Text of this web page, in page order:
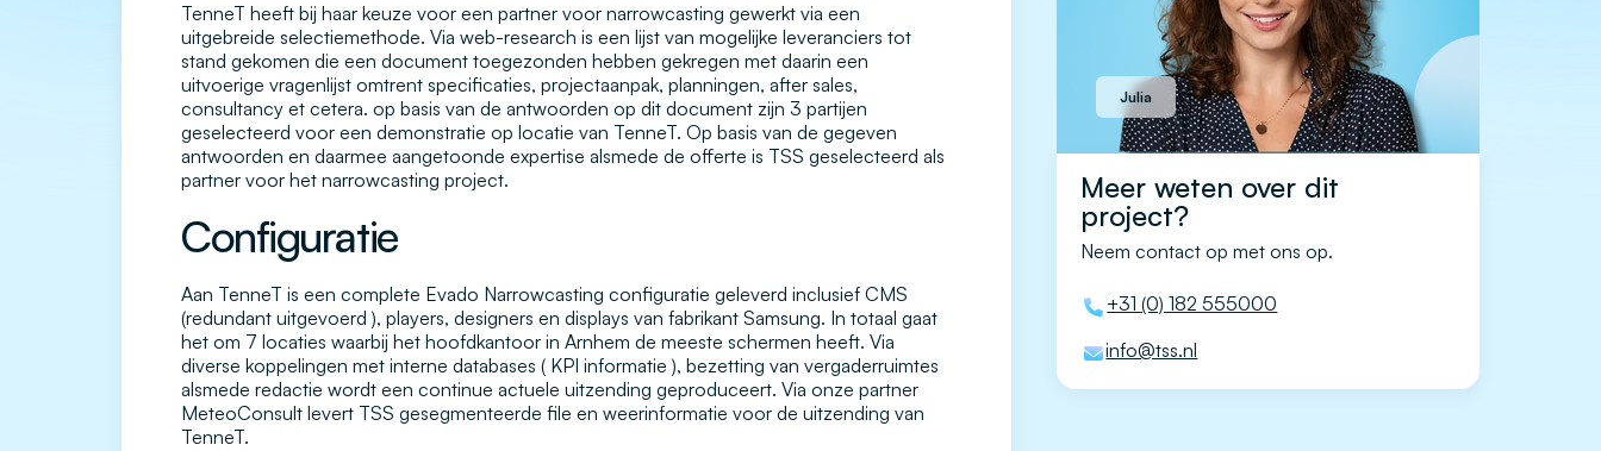
TenneT heeft bij haar keuze voor een partner voor narrowcasting gewerkt via een
uitgebreide selectiemethode. Via web-research is een lijst van mogelijke leveranciers tot
stand gekomen die een document toegezonden hebben gekregen met daarin een
uitvoerige vragenlijst omtrent specificaties, projectaanpak, planningen, after sales,
consultancy et cetera. op basis van de antwoorden op dit document zijn 3 partijen
geselecteerd voor een demonstratie op locatie van TenneT. Op basis van de gegeven
antwoorden en daarmee aangetoonde expertise alsmede de offerte is TSS geselecteerd als
partner voor het narrowcasting project.
Configuratie
Aan TenneT is een complete Evado Narrowcasting configuratie geleverd inclusief CMS
(redundant uitgevoerd ), players, designers en displays van fabrikant Samsung. In totaal gaat
het om 7 locaties waarbij het hoofdkantoor in Arnhem de meeste schermen heeft. Via
diverse koppelingen met interne databases ( KPI informatie ), bezetting van vergaderruimtes
alsmede redactie wordt een continue actuele uitzending geproduceert. Via onze partner
MeteoConsult levert TSS gesegmenteerde file en weerinformatie voor de uitzending van
TenneT.
Julia
Meer weten over dit
project?
Neem contact op met ons op.
+31 (0) 182 555000
info@tss.nl